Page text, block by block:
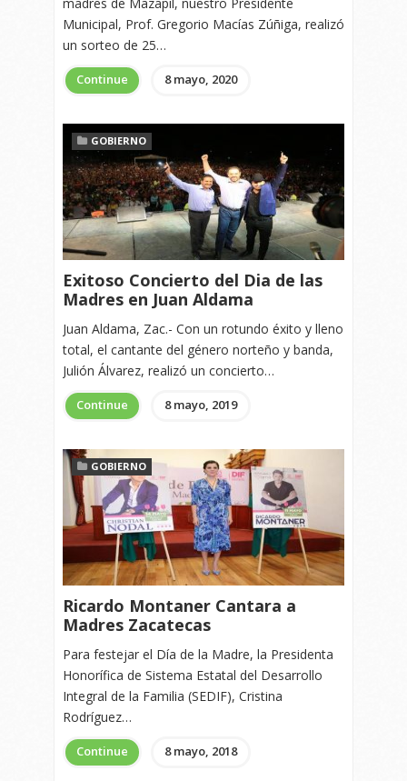
Municipal, Prof. Gregorio Macías Zúñiga, realizó
un sorteo de 25…
Continue 8 mayo, 2020
GOBIERNO
Exitoso Concierto del Dia de las
Madres en Juan Aldama
Juan Aldama, Zac.- Con un rotundo éxito y lleno
total, el cantante del género norteño y banda,
Julión Álvarez, realizó un concierto…
Continue 8 mayo, 2019
GOBIERNO
Ricardo Montaner Cantara a
Madres Zacatecas
Para festejar el Día de la Madre, la Presidenta
Honorífica de Sistema Estatal del Desarrollo
Integral de la Familia (SEDIF), Cristina
Rodríguez…
Continue 8 mayo, 2018